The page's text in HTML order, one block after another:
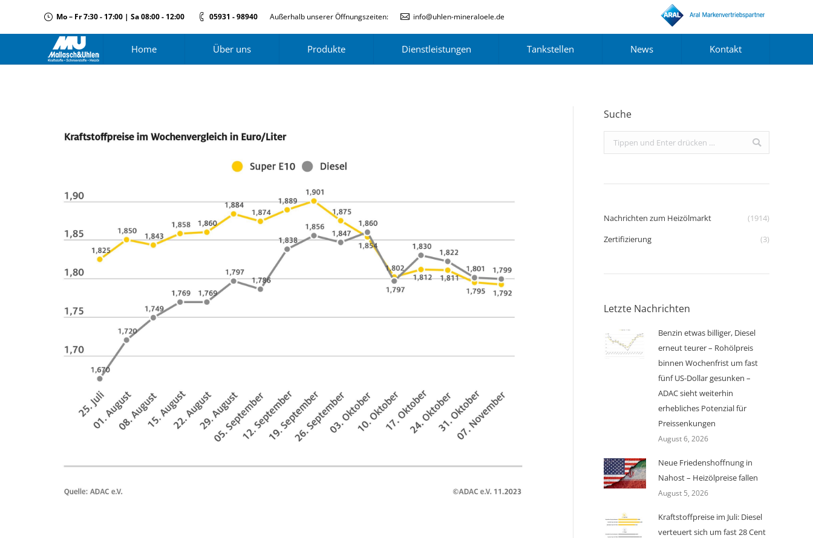
Mo – Fr 7:30 - 17:00 | Sa 08:00 - 12:00 05931 - 98940 Außerhalb unserer Öffnungszeiten: info@uhlen-mineraloele.de
Home Über uns Produkte Dienstleistungen Tankstellen News Kontakt
Suche
Search:
Nachrichten zum Heizölmarkt
(1914)
Zertifizierung
(3)
Letzte Nachrichten
Benzin etwas billiger, Diesel
erneut teurer – Rohölpreis
binnen Wochenfrist um fast
fünf US-Dollar gesunken –
ADAC sieht weiterhin
erhebliches Potenzial für
Preissenkungen
August 6, 2026
Neue Friedenshoffnung in
Nahost – Heizölpreise fallen
August 5, 2026
Kraftstoffpreise im Juli: Diesel
verteuert sich um fast 28 Cent